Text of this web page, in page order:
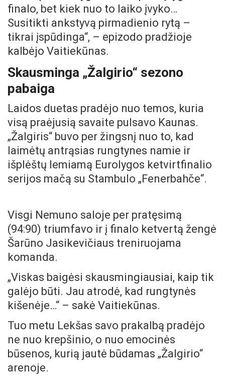
finalo, bet kiek nuo to laiko įvyko…
Susitikti ankstyvą pirmadienio rytą –
tikrai įspūdinga“, – epizodo pradžioje
kalbėjo Vaitiekūnas.
Skausminga „Žalgirio“ sezono
pabaiga
Laidos duetas pradėjo nuo temos, kuria
visą praėjusią savaite pulsavo Kaunas.
„Žalgiris“ buvo per žingsnį nuo to, kad
laimėtų antrąsias rungtynes namie ir
išplėštų lemiamą Eurolygos ketvirtfinalio
serijos mačą su Stambulo „Fenerbahče“.
Visgi Nemuno saloje per pratęsimą
(94:90) triumfavo ir į finalo ketvertą žengė
Šarūno Jasikevičiaus treniruojama
komanda.
„Viskas baigėsi skausmingiausiai, kaip tik
galėjo būti. Jau atrodė, kad rungtynės
kišenėje…“ – sakė Vaitiekūnas.
Tuo metu Lekšas savo prakalbą pradėjo
ne nuo krepšinio, o nuo emocinės
būsenos, kurią jautė būdamas „Žalgirio“
arenoje.